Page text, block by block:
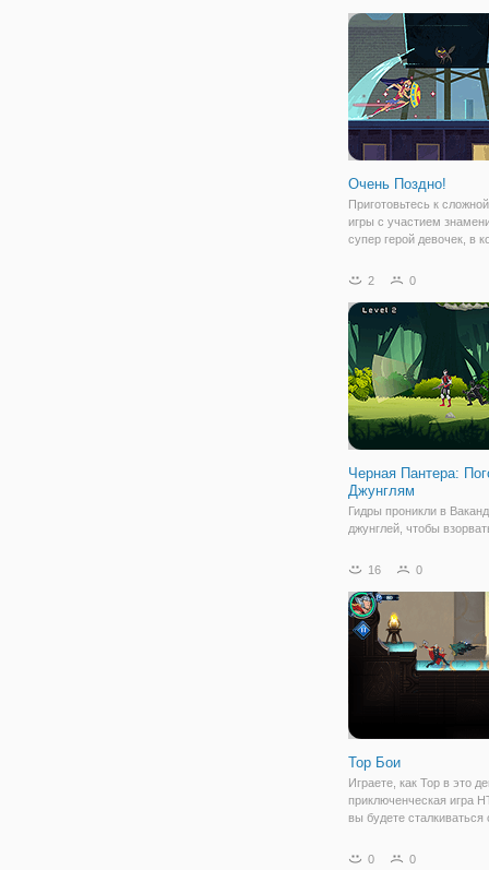
прибыл с более
Очень Поздно!
Приготовьтесь к
игры с участием
супер герой девочек, в
скользить и избегать
точки в каждом уровне.
2 0
Черная Пантера:
Джунглям
Гидры проникли в
джунглей, чтобы
закончат свой проект,
не может случиться!
кто-то, кто имеет
чтобы остановить
16 0
Тор Бои
Играете, как Тор в это
приключенческая игра
вы будете сталкиваться
или мастера. В каждом
0 0